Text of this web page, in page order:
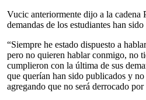
Vucic anteriormente dijo a la cadena
demandas de los estudiantes han
“Siempre he estado dispuesto a
pero no quieren hablar conmigo, no
cumplieron con la última de sus
que querían han sido publicados y
agregando que no será derrocado por